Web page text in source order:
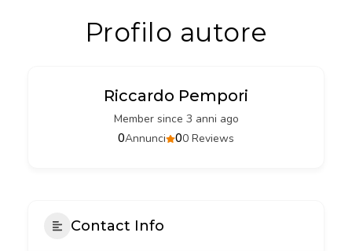
Profilo autore
Riccardo Pempori
Member since 3 anni ago
00 Reviews
0Annunci
Contact Info